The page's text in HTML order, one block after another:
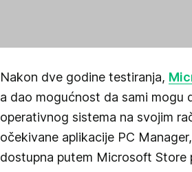
Nakon dve godine testiranja,
a dao mogućnost da sami mogu
operativnog sistema na svojim
očekivane aplikacije PC
dostupna putem Microsoft Store